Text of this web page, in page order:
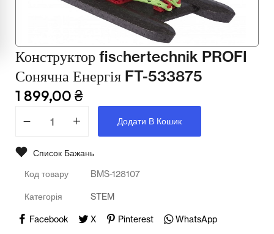
Медичні тренажери та манекени
Мультимедійне обладнання
Освіта
Хімія
Конструктор fisсhertechnik PROFI
Сонячна Енергія FT-533875
1 899,00 ₴
Додати В Кошик
Список Бажань
Код товару BMS-128107
Категорія STEM
Facebook X Pinterest WhatsApp